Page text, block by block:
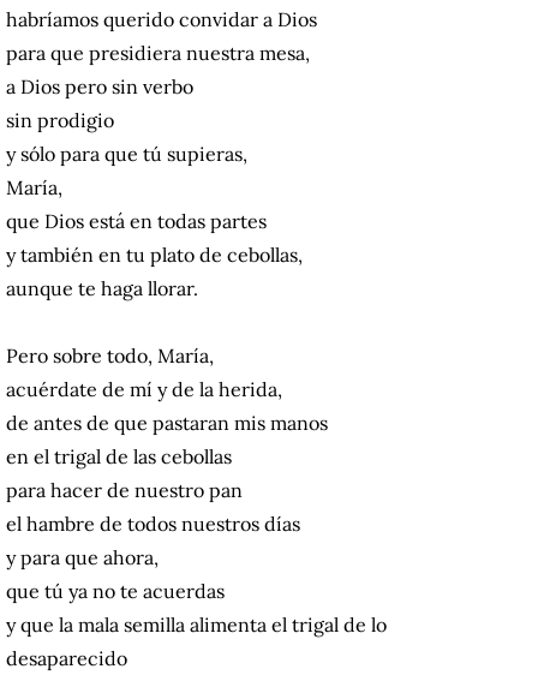
habríamos querido convidar a Dios
para que presidiera nuestra mesa,
a Dios pero sin verbo
sin prodigio
y sólo para que tú supieras,
María,
que Dios está en todas partes
y también en tu plato de cebollas,
aunque te haga llorar.
Pero sobre todo, María,
acuérdate de mí y de la herida,
de antes de que pastaran mis manos
en el trigal de las cebollas
para hacer de nuestro pan
el hambre de todos nuestros días
y para que ahora,
que tú ya no te acuerdas
y que la mala semilla alimenta el trigal de lo
desaparecido